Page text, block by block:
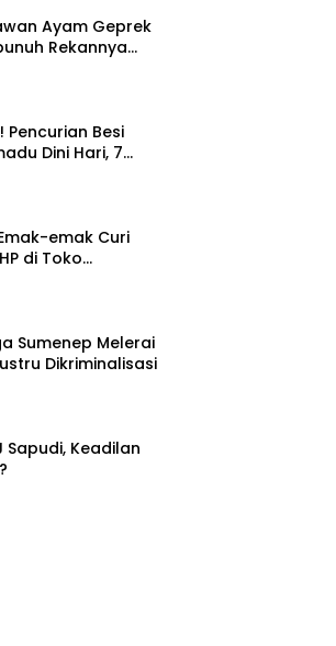
Ayam Geprek
Rekannya
Diajak Merampok
Besi
Dini Hari, 7
Polisi
emak Curi
di Toko
Terekam CCTV
Sumenep Melerai
Dikriminalisasi
Sapudi, Keadilan